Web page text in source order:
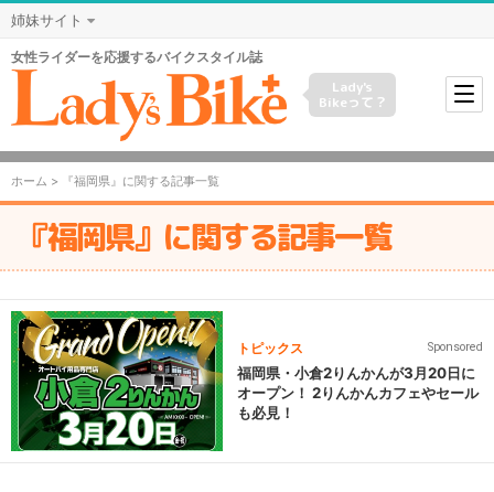
姉妹サイト
女性ライダーを応援するバイクスタイル誌
Lady's
Bikeって？
ホーム > 『福岡県』に関する記事一覧
『福岡県』に関する記事一覧
トピックス Sponsored
福岡県・小倉2りんかんが3月20日に
オープン！ 2りんかんカフェやセール
も必見！